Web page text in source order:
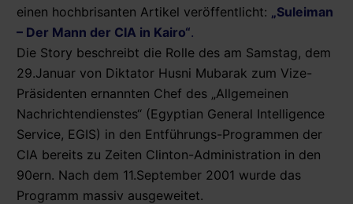
einen hochbrisanten Artikel veröffentlicht: „Suleiman
– Der Mann der CIA in Kairo“.
Die Story beschreibt die Rolle des am Samstag, dem
29.Januar von Diktator Husni Mubarak zum Vize-
Präsidenten ernannten Chef des „Allgemeinen
Nachrichtendienstes“ (Egyptian General Intelligence
Service, EGIS) in den Entführungs-Programmen der
CIA bereits zu Zeiten Clinton-Administration in den
90ern. Nach dem 11.September 2001 wurde das
Programm massiv ausgeweitet.